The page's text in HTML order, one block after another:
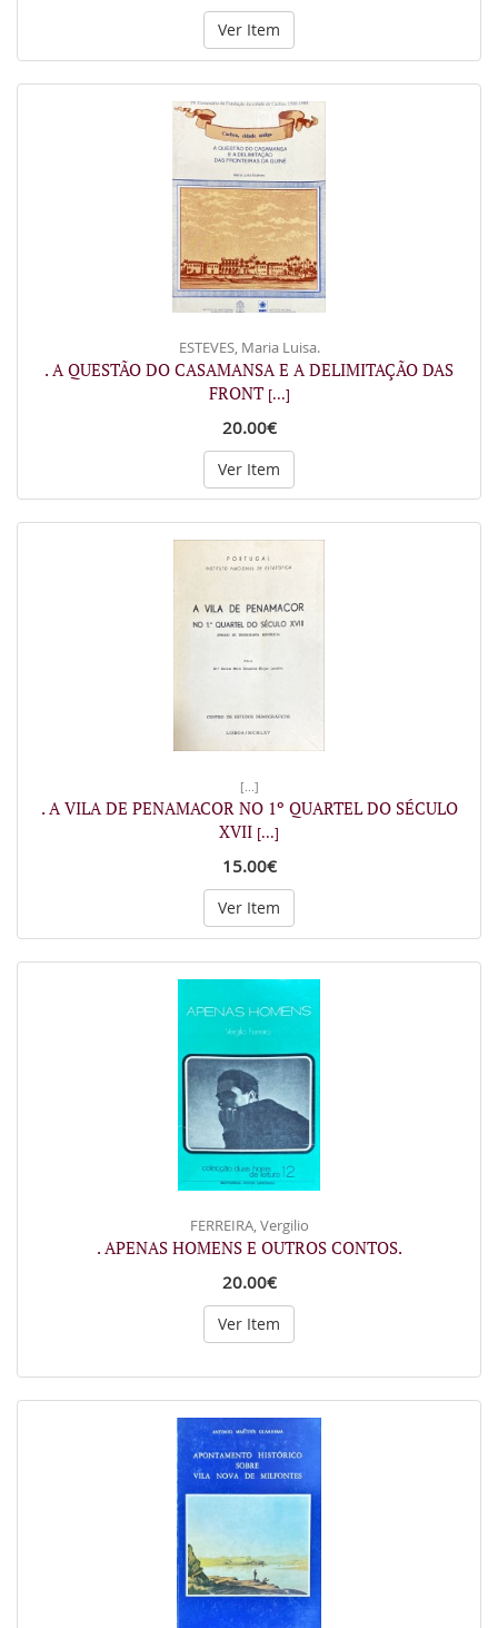
Ver Item
ESTEVES, Maria Luisa.
. A QUESTÃO DO CASAMANSA E A DELIMITAÇÃO DAS
FRONT [...]
20.00€
Ver Item
[...]
. A VILA DE PENAMACOR NO 1º QUARTEL DO SÉCULO
XVII [...]
15.00€
Ver Item
FERREIRA, Vergilio
. APENAS HOMENS E OUTROS CONTOS.
20.00€
Ver Item